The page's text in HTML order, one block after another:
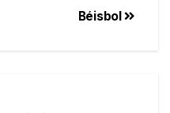
Béisbol